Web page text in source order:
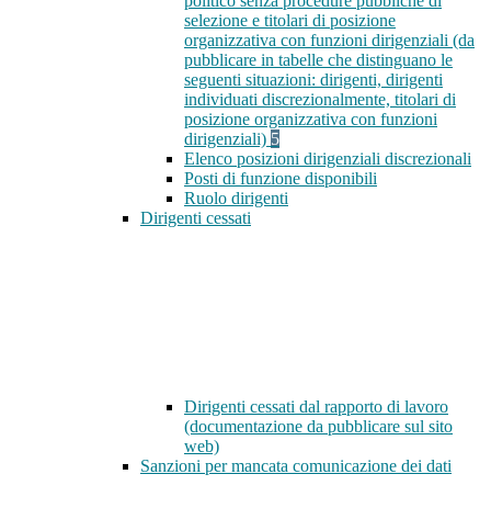
selezione e titolari di posizione
organizzativa con funzioni dirigenziali (da
pubblicare in tabelle che distinguano le
seguenti situazioni: dirigenti, dirigenti
individuati discrezionalmente, titolari di
posizione organizzativa con funzioni
dirigenziali) 5
Elenco posizioni dirigenziali discrezionali
Posti di funzione disponibili
Ruolo dirigenti
Dirigenti cessati
Dirigenti cessati dal rapporto di lavoro
(documentazione da pubblicare sul sito
web)
Sanzioni per mancata comunicazione dei dati